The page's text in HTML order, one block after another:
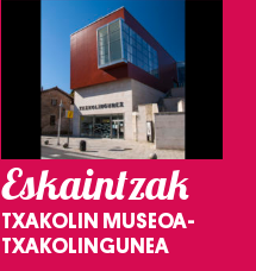
Eskaintzak
TXAKOLIN MUSEOA-
TXAKOLINGUNEA